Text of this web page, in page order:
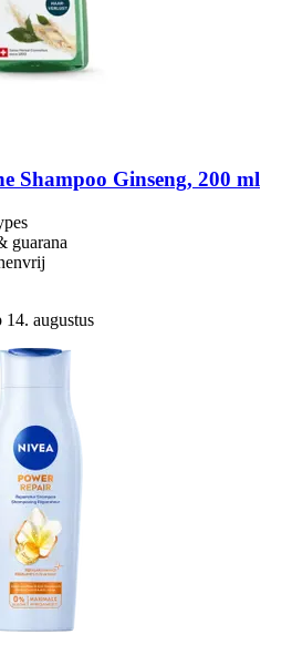
Shampoo Ginseng, 200 ml
guarana
augustus